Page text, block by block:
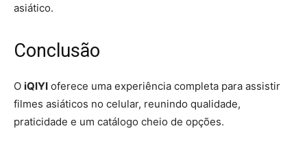
asiático.
Conclusão
O iQIYI oferece uma experiência completa para assistir
filmes asiáticos no celular, reunindo qualidade,
praticidade e um catálogo cheio de opções.